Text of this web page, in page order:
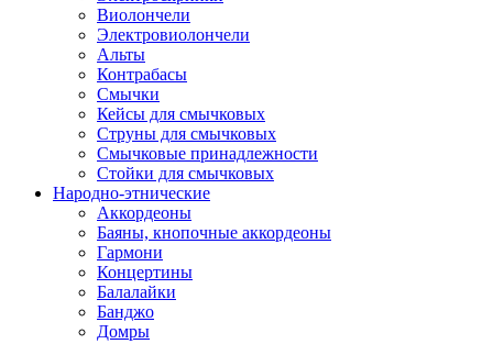
Виолончели
Электровиолончели
Альты
Контрабасы
Смычки
Кейсы для смычковых
Струны для смычковых
Смычковые принадлежности
Стойки для смычковых
Народно-этнические
Аккордеоны
Баяны, кнопочные аккордеоны
Гармони
Концертины
Балалайки
Банджо
Домры